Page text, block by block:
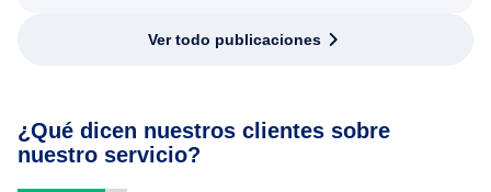
Ver todo publicaciones
¿Qué dicen nuestros clientes sobre
nuestro servicio?